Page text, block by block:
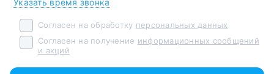
Ещё раз огромное спасибо персоналу Смены!..
Согласен на обработку персональных данных
Согласен на получение информационных сообщений
и акций